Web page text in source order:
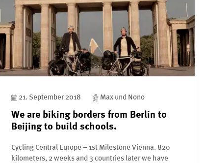
21. September 2018 Max und Nono
We are biking borders from Berlin to
Beijing to build schools.
Cycling Central Europe – 1st Milestone Vienna. 820
kilometers, 2 weeks and 3 countries later we have